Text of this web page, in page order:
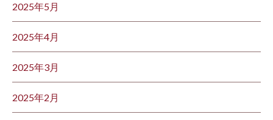
2025年5月
2025年4月
2025年3月
2025年2月